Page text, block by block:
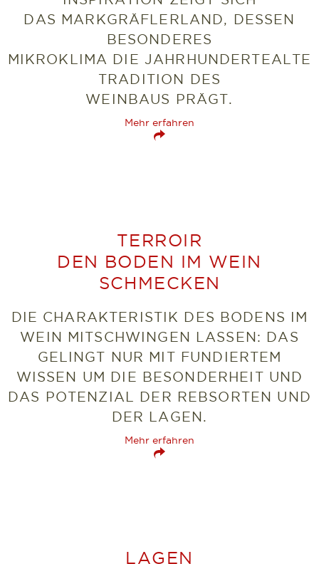
DAS MARKGRÄFLERLAND, DESSEN
BESONDERES
MIKROKLIMA DIE JAHRHUNDERTEALTE
TRADITION DES
WEINBAUS PRÄGT.
Mehr erfahren
TERROIR
DEN BODEN IM WEIN
SCHMECKEN
DIE CHARAKTERISTIK DES BODENS IM
WEIN MITSCHWINGEN LASSEN: DAS
GELINGT NUR MIT FUNDIERTEM
WISSEN UM DIE BESONDERHEIT UND
DAS POTENZIAL DER REBSORTEN UND
DER LAGEN.
Mehr erfahren
LAGEN